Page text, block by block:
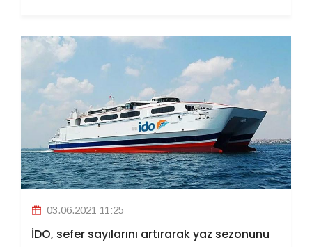
03.06.2021 11:25
İDO, sefer sayılarını artırarak yaz sezonunu